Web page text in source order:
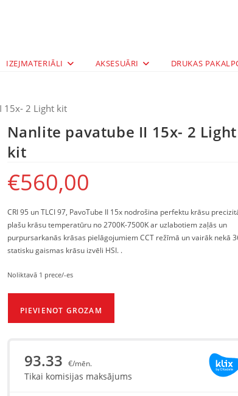
IZEJMATERIĀLI AKSESUĀRI DRUKAS
15x- 2 Light kit
Nanlite pavatube II 15x- 2 Light
kit
€560,00
CRI 95 un TLCI 97, PavoTube II 15x nodrošina perfektu krāsu
plašu krāsu temperatūru no 2700K-7500K ar uzlabotiem zaļās un
purpursarkanās krāsas pielāgojumiem CCT režīmā un vairāk nekā
statisku gaismas krāsu izvēli HSI. .
Noliktavā 1 prece/-es
PIEVIENOT GROZAM